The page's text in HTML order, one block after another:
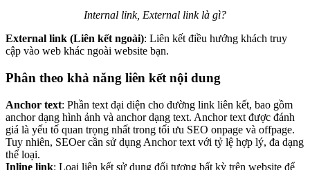
Internal link, External link là gì?
External link (Liên kết ngoài): Liên kết điều hướng khách truy
cập vào web khác ngoài website bạn.
Phân theo khả năng liên kết nội dung
Anchor text: Phần text đại diện cho đường link liên kết, bao gồm
anchor dạng hình ảnh và anchor dạng text. Anchor text được đánh
giá là yếu tố quan trọng nhất trong tối ưu SEO onpage và offpage.
Tuy nhiên, SEOer cần sử dụng Anchor text với tỷ lệ hợp lý, đa dạng
thể loại.
Inline link: Loại liên kết sử dụng đối tượng bất kỳ trên website để